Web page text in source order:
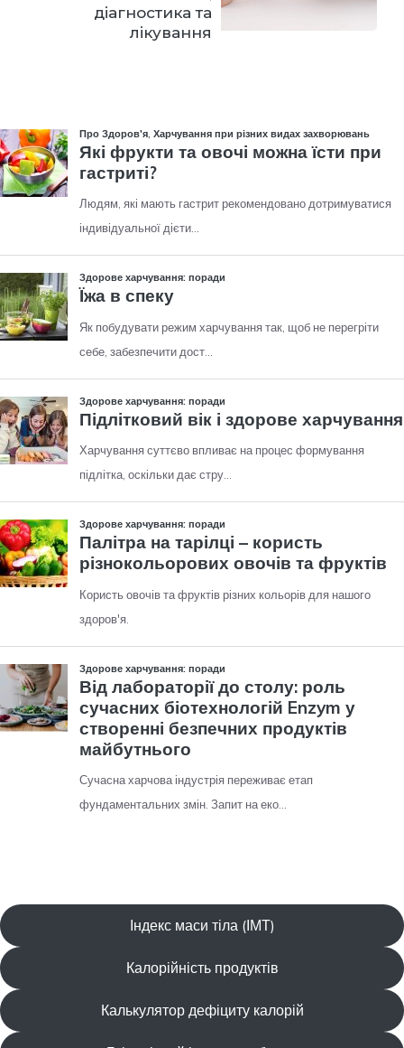
діагностика та
лікування
Індекс маси тіла (ІМТ)
Калорійність продуктів
Калькулятор дефіциту калорій